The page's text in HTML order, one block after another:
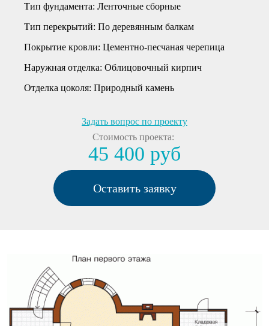
Тип фундамента: Ленточные сборные
Тип перекрытий: По деревянным балкам
Покрытие кровли: Цементно-песчаная черепица
Наружная отделка: Облицовочный кирпич
Отделка цоколя: Природный камень
Задать вопрос по проекту
Стоимость проекта:
45 400 руб
Оставить заявку